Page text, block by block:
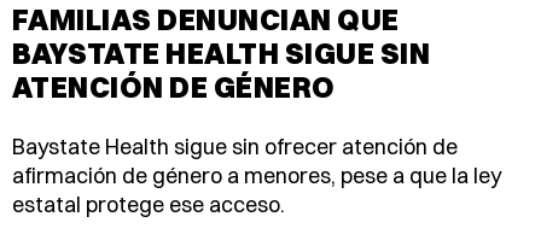
FAMILIAS DENUNCIAN QUE
BAYSTATE HEALTH SIGUE SIN
ATENCIÓN DE GÉNERO
Baystate Health sigue sin ofrecer atención de
afirmación de género a menores, pese a que la ley
estatal protege ese acceso.